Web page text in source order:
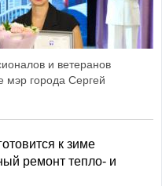
и ветеранов
мэр города Сергей
к зиме
ремонт тепло- и